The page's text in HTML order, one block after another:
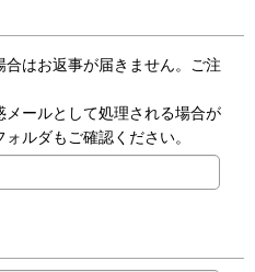
合はお返事が届きません。ご注
メールとして処理される場合が
ルダもご確認ください。